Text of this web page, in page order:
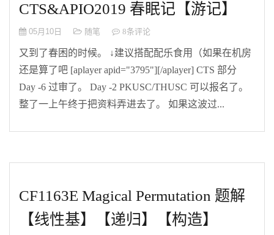
CTS&APIO2019 春眠记【游记】
05月10日 随笔 8条评论
又到了春困的时候。 ↓建议搭配配乐食用（如果在机房
还是算了吧 [aplayer apid="3795"][/aplayer] CTS 部分
Day -6 过审了。 Day -2 PKUSC/THUSC 可以报名了。
整了一上午终于把资料弄进去了。 如果这波过...
CF1163E Magical Permutation 题解
【线性基】【递归】【构造】